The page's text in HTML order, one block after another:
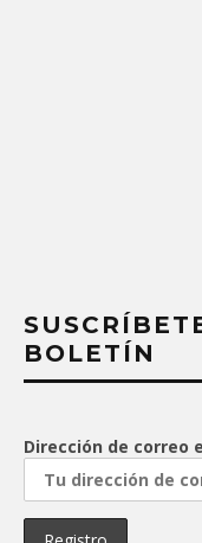
BOLETÍN
Dirección de correo